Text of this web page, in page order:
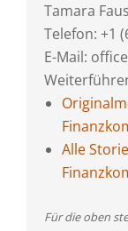
Tamara
Telefon: +1
E-Mail:
Alle
Für die oben